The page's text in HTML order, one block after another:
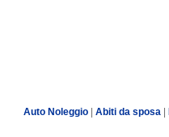
Auto Noleggio| Abiti da sposa|